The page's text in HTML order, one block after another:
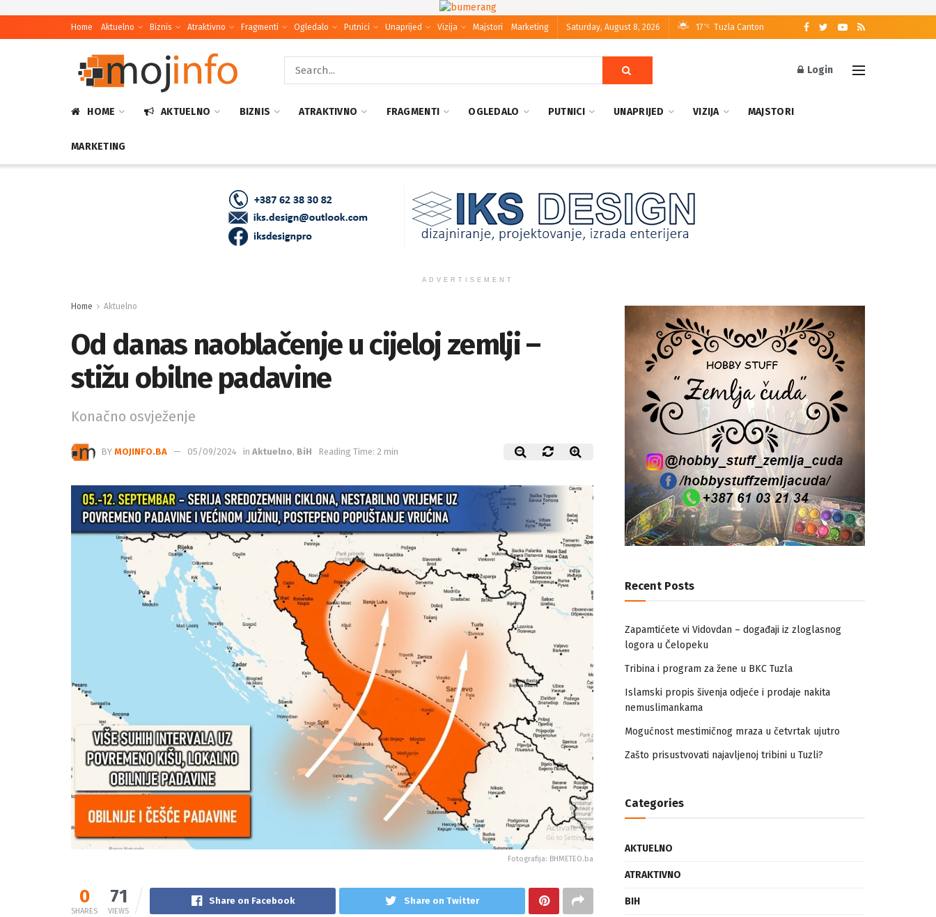
Home Aktuelno Biznis Atraktivno Fragmenti Ogledalo Putnici Unaprijed Vizija Majstori Marketing Saturday, August 8, 2026 17 °C Tuzla Canton
Login
HOME AKTUELNO BIZNIS ATRAKTIVNO FRAGMENTI OGLEDALO PUTNICI UNAPRIJED VIZIJA MAJSTORI
MARKETING
ADVERTISEMENT
Home Aktuelno
Od danas naoblačenje u cijeloj zemlji –
stižu obilne padavine
Konačno osvježenje
BY MOJINFO.BA 05/09/2024 in Aktuelno, BiH Reading Time: 2 min
Fotografija: BHMETEO.ba
0
SHARES
71
VIEWS
Share on Facebook Share on Twitter
Recent Posts
Zapamtićete vi Vidovdan – događaji iz zloglasnog
logora u Čelopeku
Tribina i program za žene u BKC Tuzla
Islamski propis šivenja odjeće i prodaje nakita
nemuslimankama
Mogućnost mestimičnog mraza u četvrtak ujutro
Zašto prisustvovati najavljenoj tribini u Tuzli?
Categories
AKTUELNO
ATRAKTIVNO
BIH